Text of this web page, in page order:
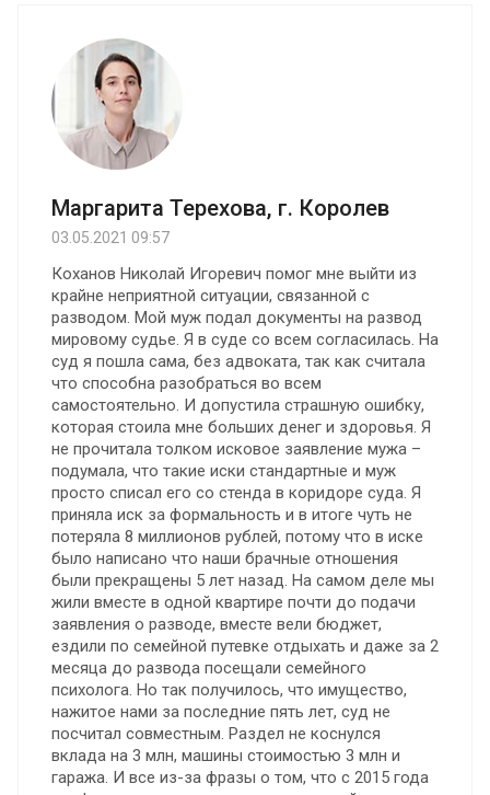
Маргарита Терехова, г. Королев
03.05.2021 09:57
Коханов Николай Игоревич помог мне выйти из
крайне неприятной ситуации, связанной с
разводом. Мой муж подал документы на развод
мировому судье. Я в суде со всем согласилась. На
суд я пошла сама, без адвоката, так как считала
что способна разобраться во всем
самостоятельно. И допустила страшную ошибку,
которая стоила мне больших денег и здоровья. Я
не прочитала толком исковое заявление мужа –
подумала, что такие иски стандартные и муж
просто списал его со стенда в коридоре суда. Я
приняла иск за формальность и в итоге чуть не
потеряла 8 миллионов рублей, потому что в иске
было написано что наши брачные отношения
были прекращены 5 лет назад. На самом деле мы
жили вместе в одной квартире почти до подачи
заявления о разводе, вместе вели бюджет,
ездили по семейной путевке отдыхать и даже за 2
месяца до развода посещали семейного
психолога. Но так получилось, что имущество,
нажитое нами за последние пять лет, суд не
посчитал совместным. Раздел не коснулся
вклада на 3 млн, машины стоимостью 3 млн и
гаража. И все из-за фразы о том, что с 2015 года